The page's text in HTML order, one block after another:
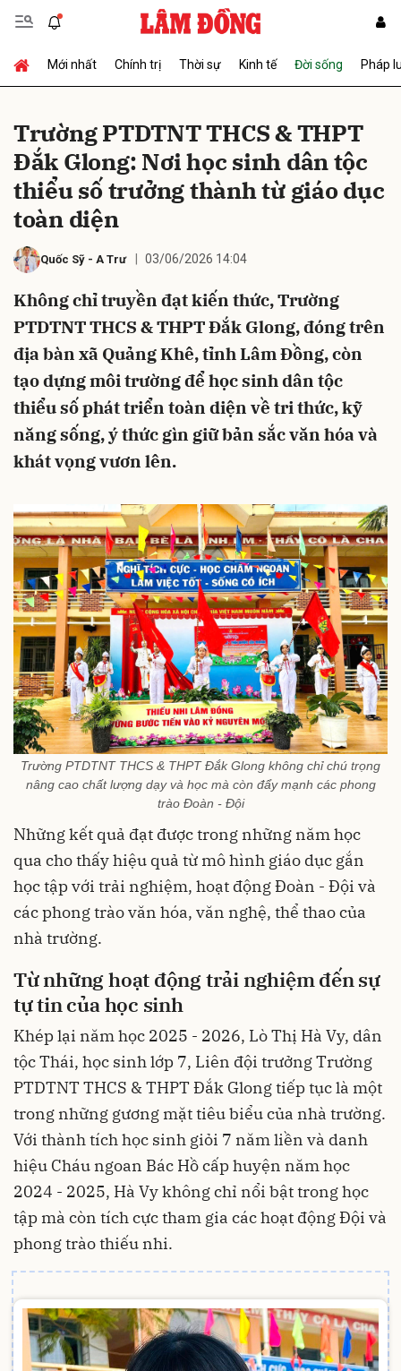
Mới nhất Chính trị Thời sự Kinh tế Đời sống Pháp
Trường PTDTNT THCS & THPT
Đắk Glong: Nơi học sinh dân tộc
thiểu số trưởng thành từ giáo dục
toàn diện
Quốc Sỹ - A Trư 03/06/2026 14:04
Không chỉ truyền đạt kiến thức, Trường
PTDTNT THCS & THPT Đắk Glong, đóng trên
địa bàn xã Quảng Khê, tỉnh Lâm Đồng, còn
tạo dựng môi trường để học sinh dân tộc
thiểu số phát triển toàn diện về tri thức, kỹ
năng sống, ý thức gìn giữ bản sắc văn hóa và
khát vọng vươn lên.
Trường PTDTNT THCS & THPT Đắk Glong không chỉ chú trọng
nâng cao chất lượng dạy và học mà còn đẩy mạnh các phong
trào Đoàn - Đội
Những kết quả đạt được trong những năm học
qua cho thấy hiệu quả từ mô hình giáo dục gắn
học tập với trải nghiệm, hoạt động Đoàn - Đội và
các phong trào văn hóa, văn nghệ, thể thao của
nhà trường.
Từ những hoạt động trải nghiệm đến sự
tự tin của học sinh
Khép lại năm học 2025 - 2026, Lò Thị Hà Vy, dân
tộc Thái, học sinh lớp 7, Liên đội trưởng Trường
PTDTNT THCS & THPT Đắk Glong tiếp tục là một
trong những gương mặt tiêu biểu của nhà trường.
Với thành tích học sinh giỏi 7 năm liền và danh
hiệu Cháu ngoan Bác Hồ cấp huyện năm học
2024 - 2025, Hà Vy không chỉ nổi bật trong học
tập mà còn tích cực tham gia các hoạt động Đội và
phong trào thiếu nhi.
Gửi bình luận